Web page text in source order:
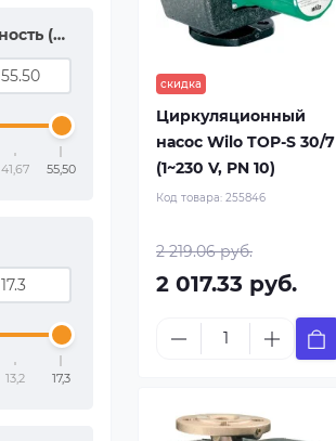
Производительность (м3/час)
41,67 55,50
13,2 17,3
скидка
Циркуляционный
насос Wilo TOP-S 30/7
(1~230 V, PN 10)
Код товара: 255846
2 219.06 руб.
2 017.33 руб.